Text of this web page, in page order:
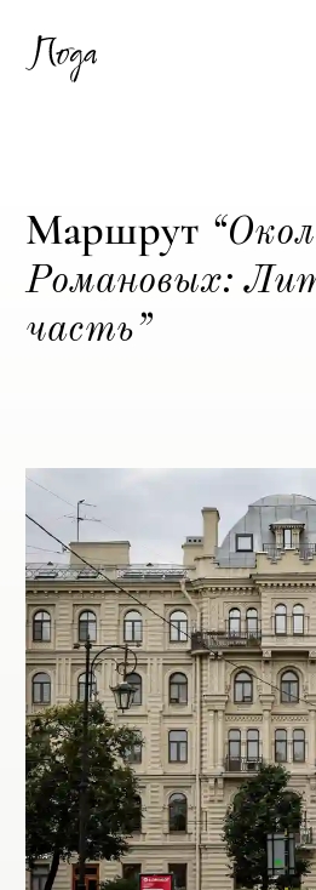
Маршрут
Романовых:
часть”